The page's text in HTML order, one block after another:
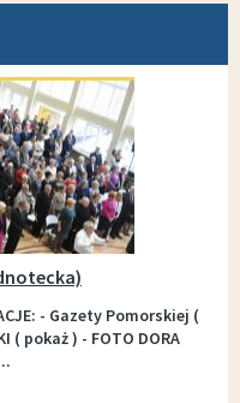
- Gazety Pomorskiej (
( pokaż ) - FOTO DORA